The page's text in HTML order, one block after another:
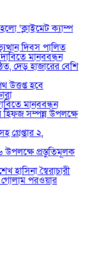
‘ক্লাইমেট ক্যাম্প
দিবস পালিত
মানববন্ধন
দেড় হাজারের বেশি
উত্তপ্ত হবে
মানববন্ধন
হিফজ সম্পন্ন উপলক্ষে
গ্রেপ্তার ২,
প্রস্তুতিমূলক
হাসিনা স্বৈরাচারী
গোলাম পরওয়ার